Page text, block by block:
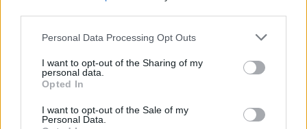
Personal Data Processing Opt Outs
I want to opt-out of the Sharing of my
personal data.
Opted In
I want to opt-out of the Sale of my
Personal Data.